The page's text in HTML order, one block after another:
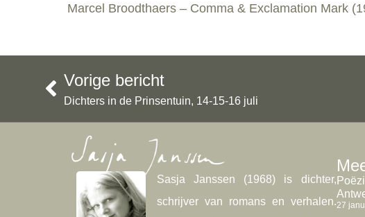
Marcel Broodthaers – Comma & Exclamation Mark
Vorige bericht
Dichters in de Prinsentuin, 14-15-16 juli
Sasja Janssen (1968) is dichter,
schrijver van romans en verhalen.27